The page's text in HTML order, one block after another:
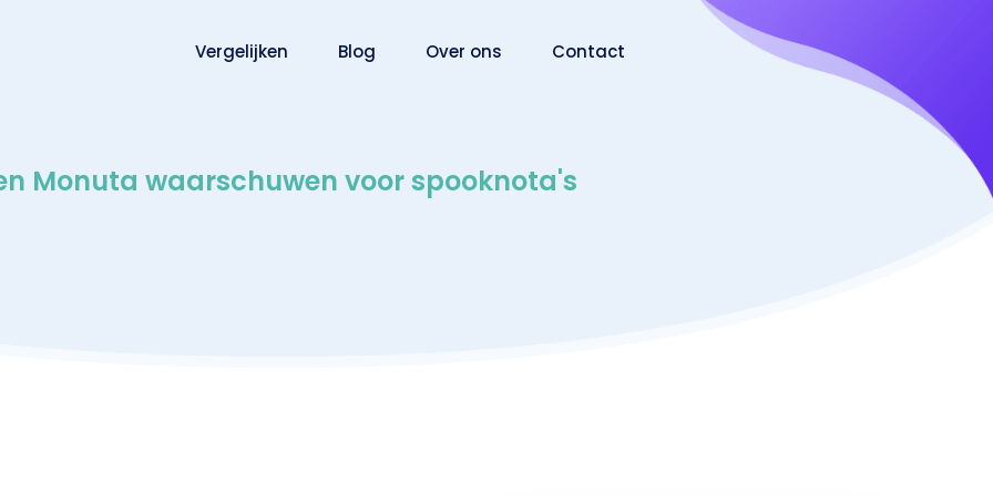
Vergelijken Blog Over ons Contact
Monuta waarschuwen voor spooknota's